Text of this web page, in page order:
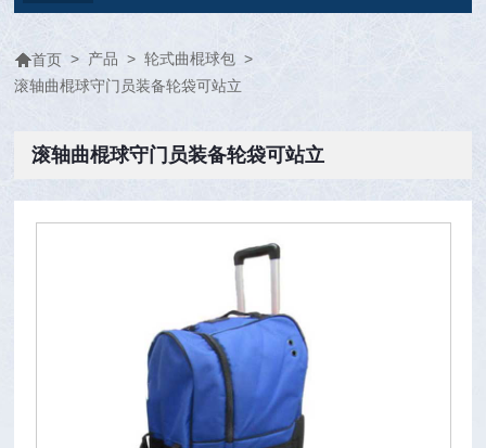
首页 > 产品 > 轮式曲棍球包 >
滚轴曲棍球守门员装备轮袋可站立
滚轴曲棍球守门员装备轮袋可站立